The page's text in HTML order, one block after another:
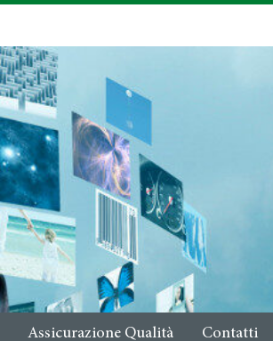
Assicurazione Qualità Contatti